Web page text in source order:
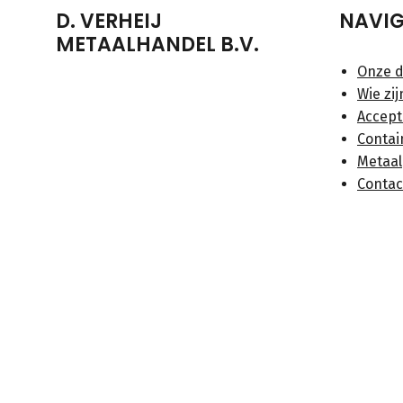
D. VERHEIJ
METAALHANDEL B.V.
Onze
Wie